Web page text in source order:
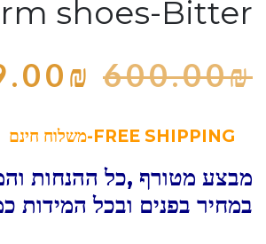
shoes-Bitter
600.00₪
₪
מבצע מטורף ,כל ההנחות
במחיר בפנים ובכל המידות